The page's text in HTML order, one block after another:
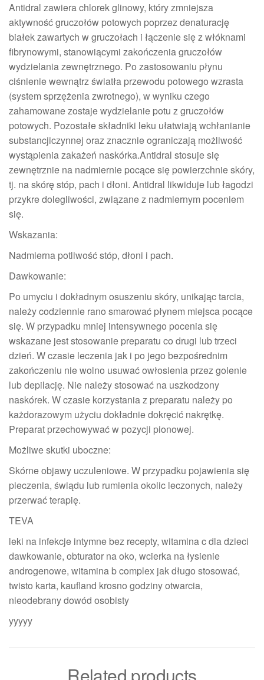
Antidral zawiera chlorek glinowy, który zmniejsza
aktywność gruczołów potowych poprzez denaturację
białek zawartych w gruczołach i łączenie się z włóknami
fibrynowymi, stanowiącymi zakończenia gruczołów
wydzielania zewnętrznego. Po zastosowaniu płynu
ciśnienie wewnątrz światła przewodu potowego wzrasta
(system sprzężenia zwrotnego), w wyniku czego
zahamowane zostaje wydzielanie potu z gruczołów
potowych. Pozostałe składniki leku ułatwiają wchłanianie
substancjiczynnej oraz znacznie ograniczają możliwość
wystąpienia zakażeń naskórka.Antidral stosuje się
zewnętrznie na nadmiernie pocące się powierzchnie skóry,
tj. na skórę stóp, pach i dłoni. Antidral likwiduje lub łagodzi
przykre dolegliwości, związane z nadmiernym poceniem
się.
Wskazania:
Nadmierna potliwość stóp, dłoni i pach.
Dawkowanie:
Po umyciu i dokładnym osuszeniu skóry, unikając tarcia,
należy codziennie rano smarować płynem miejsca pocące
się. W przypadku mniej intensywnego pocenia się
wskazane jest stosowanie preparatu co drugi lub trzeci
dzień. W czasie leczenia jak i po jego bezpośrednim
zakończeniu nie wolno usuwać owłosienia przez golenie
lub depilację. Nie należy stosować na uszkodzony
naskórek. W czasie korzystania z preparatu należy po
każdorazowym użyciu dokładnie dokręcić nakrętkę.
Preparat przechowywać w pozycji pionowej.
Możliwe skutki uboczne:
Skórne objawy uczuleniowe. W przypadku pojawienia się
pieczenia, świądu lub rumienia okolic leczonych, należy
przerwać terapię.
TEVA
leki na infekcje intymne bez recepty, witamina c dla dzieci
dawkowanie, obturator na oko, wcierka na łysienie
androgenowe, witamina b complex jak długo stosować,
twisto karta, kaufland krosno godziny otwarcia,
nieodebrany dowód osobisty
yyyyy